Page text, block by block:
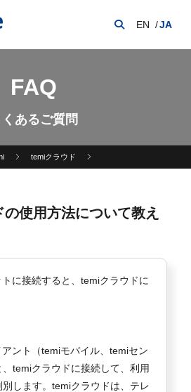
EN JA
FAQ
くあるご質問
temiクラウド
使用方法について教え
に接続すると、temiクラウドに
ント（temiモバイル、temiセン
temiクラウドに接続して、利用
します。temiクラウドは、テレ